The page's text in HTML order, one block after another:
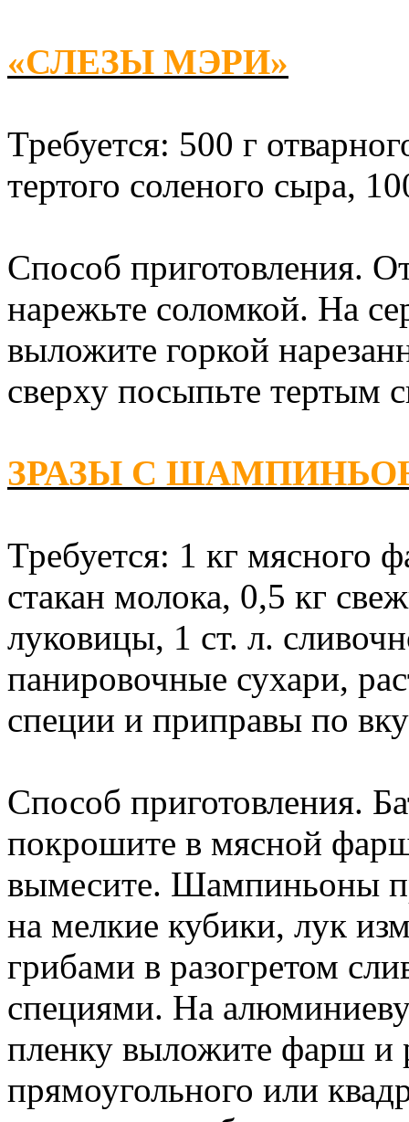
«СЛЕЗЫ МЭРИ»
Требуется: 500 г
тертого соленого сыра,
Способ приготовления.
нарежьте соломкой. На
выложите горкой
сверху посыпьте тертым
ЗРАЗЫ С
Требуется: 1 кг мясного
стакан молока, 0,5 кг
луковицы, 1 ст. л.
панировочные сухари,
специи и приправы по
Способ приготовления.
покрошите в мясной
вымесите. Шампиньоны
на мелкие кубики, лук
грибами в разогретом
специями. На
пленку выложите фарш и
прямоугольного или